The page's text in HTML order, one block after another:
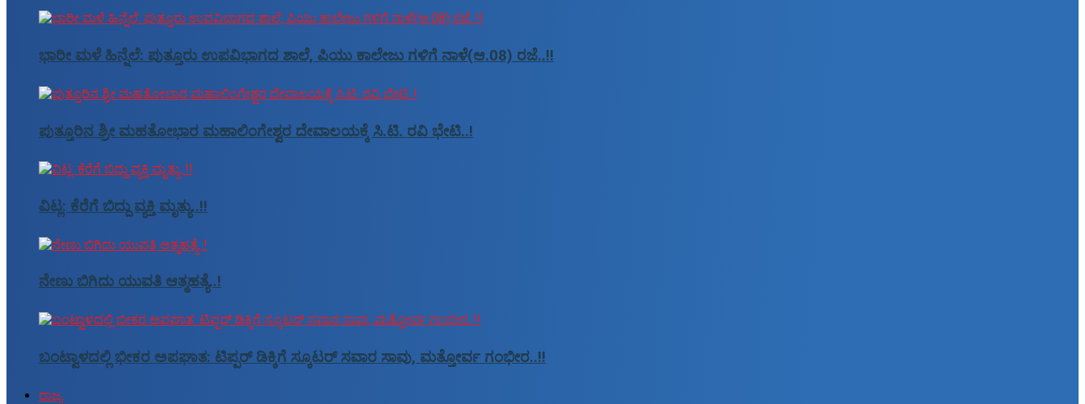
ಭಾರೀ ಮಳೆ ಹಿನ್ನೆಲೆ: ಪುತ್ತೂರು ಉಪವಿಭಾಗದ ಶಾಲೆ, ಪಿಯು ಕಾಲೇಜು ಗಳಿಗೆ ನಾಳೆ(ಆ.08) ರಜೆ..!!
ಪುತ್ತೂರಿನ ಶ್ರೀ ಮಹತೋಭಾರ ಮಹಾಲಿಂಗೇಶ್ವರ ದೇವಾಲಯಕ್ಕೆ ಸಿ.ಟಿ. ರವಿ ಭೇಟಿ..!
ವಿಟ್ಲ: ಕೆರೆಗೆ ಬಿದ್ದು ವ್ಯಕ್ತಿ ಮೃತ್ಯು..!!
ನೇಣು ಬಿಗಿದು ಯುವತಿ ಆತ್ಮಹತ್ಯೆ..!
ಬಂಟ್ವಾಳದಲ್ಲಿ ಭೀಕರ ಅಪಘಾತ: ಟಿಪ್ಪರ್ ಡಿಕ್ಕಿಗೆ ಸ್ಕೂಟರ್ ಸವಾರ ಸಾವು, ಮತ್ತೋರ್ವ ಗಂಭೀರ..!!
ರಾಜ್ಯ